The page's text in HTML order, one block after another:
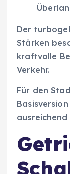
Der
Stärken
kraftvolle
Verkehr.
Für den